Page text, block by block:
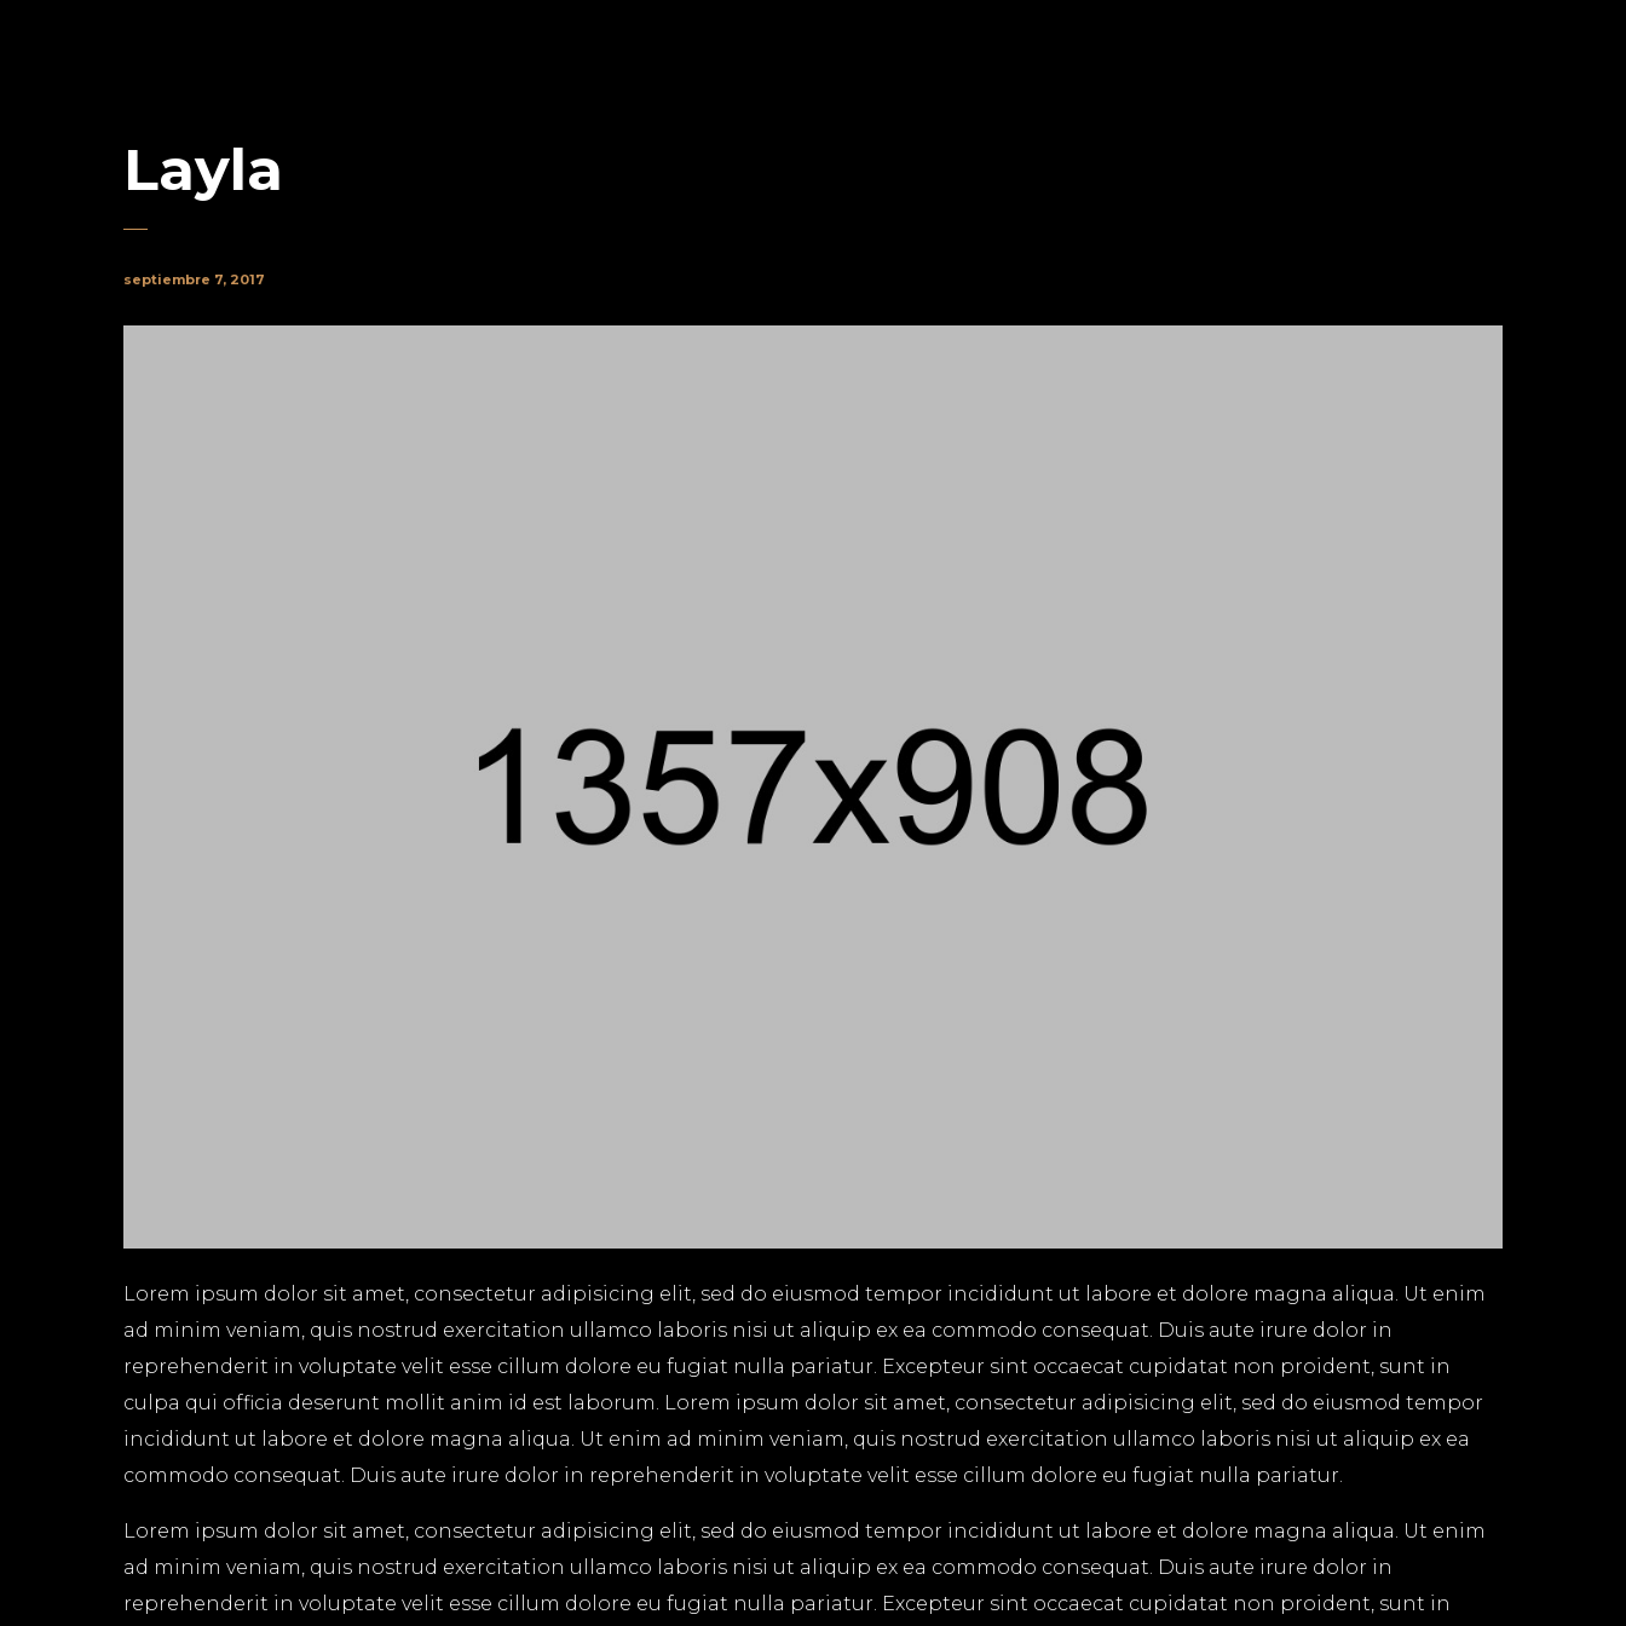
Layla
septiembre 7, 2017
Lorem ipsum dolor sit amet, consectetur adipisicing elit, sed do eiusmod tempor incididunt ut labore et dolore magna aliqua. Ut enim
ad minim veniam, quis nostrud exercitation ullamco laboris nisi ut aliquip ex ea commodo consequat. Duis aute irure dolor in
reprehenderit in voluptate velit esse cillum dolore eu fugiat nulla pariatur. Excepteur sint occaecat cupidatat non proident, sunt in
culpa qui officia deserunt mollit anim id est laborum. Lorem ipsum dolor sit amet, consectetur adipisicing elit, sed do eiusmod tempor
incididunt ut labore et dolore magna aliqua. Ut enim ad minim veniam, quis nostrud exercitation ullamco laboris nisi ut aliquip ex ea
commodo consequat. Duis aute irure dolor in reprehenderit in voluptate velit esse cillum dolore eu fugiat nulla pariatur.
Lorem ipsum dolor sit amet, consectetur adipisicing elit, sed do eiusmod tempor incididunt ut labore et dolore magna aliqua. Ut enim
ad minim veniam, quis nostrud exercitation ullamco laboris nisi ut aliquip ex ea commodo consequat. Duis aute irure dolor in
reprehenderit in voluptate velit esse cillum dolore eu fugiat nulla pariatur. Excepteur sint occaecat cupidatat non proident, sunt in